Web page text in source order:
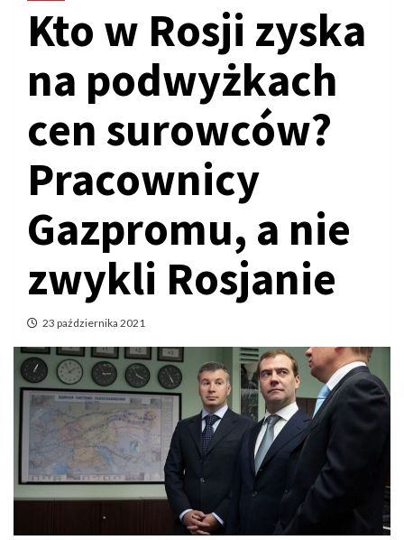
Kto w Rosji zyska
na podwyżkach
cen surowców?
Pracownicy
Gazpromu, a nie
zwykli Rosjanie
23 października 2021